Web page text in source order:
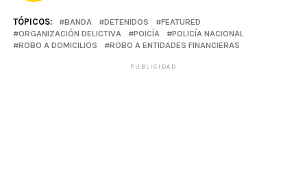
TÓPICOS: BANDA DETENIDOS
FEATURED
ORGANIZACIÓN DELICTIVA
POICÍA
POLICÍA NACIONAL
ROBO A DOMICILIOS
ROBO A ENTIDADES FINANCIERAS
PUBLICIDAD